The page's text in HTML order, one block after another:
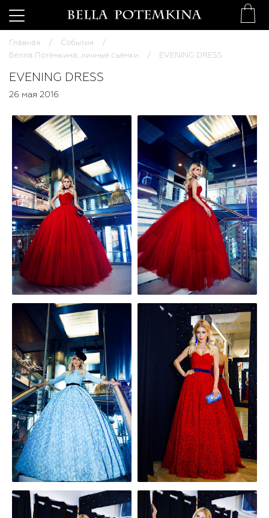
Главная
События
Белла Потемкина: личные съемки
EVENING DRESS
EVENING DRESS
26 мая 2016